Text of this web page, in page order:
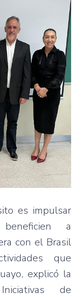
es impulsar
a
con el Brasil
que
explicó la
de